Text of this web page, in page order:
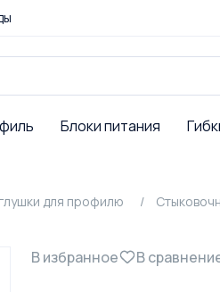
Блоки питания
для профилю
В избранное В